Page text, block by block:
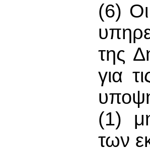
(6)
της
για
(1)
των